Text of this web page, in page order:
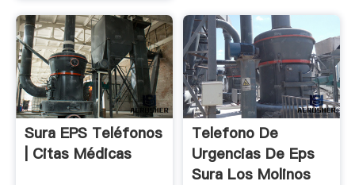
Sura EPS Teléfonos
| Citas Médicas
Telefono De
Urgencias De Eps
Sura Los Molinos